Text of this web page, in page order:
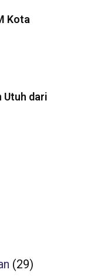
Kota
Utuh dari
(29)